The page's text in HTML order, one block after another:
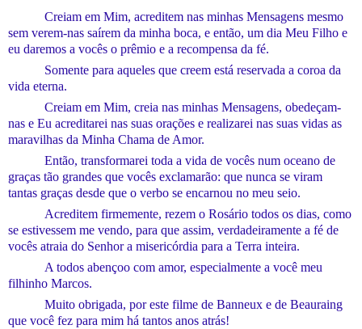
Creiam em Mim, acreditem nas minhasMensagens mesmo
sem verem-nas saírem da minha boca, e então, um dia Meu Filho e
eu daremos a vocês o prêmio e a recompensa da fé.
Somente para aqueles que creem está reservada a coroa da
vida eterna.
Creiam em Mim, creia nas minhas Mensagens, obedeçam-
nas e Eu acreditarei nas suas orações e realizarei nas suas vidas as
maravilhas da Minha Chama de Amor.
Então, transformarei toda a vida de vocês num oceano de
graças tão grandes que vocês exclamarão: que nunca se viram
tantas graças desde que o verbo se encarnou no meu seio.
Acreditem firmemente, rezem o Rosário todos os dias, como
se estivessem me vendo, para que assim, verdadeiramente a fé de
vocês atraia do Senhor a misericórdia para a Terra inteira.
A todos abençoocom amor,especialmente a você meu
filhinho Marcos.
Muito obrigada, por este filme de Banneux e de Beauraing
que você fez para mim há tantos anos atrás!